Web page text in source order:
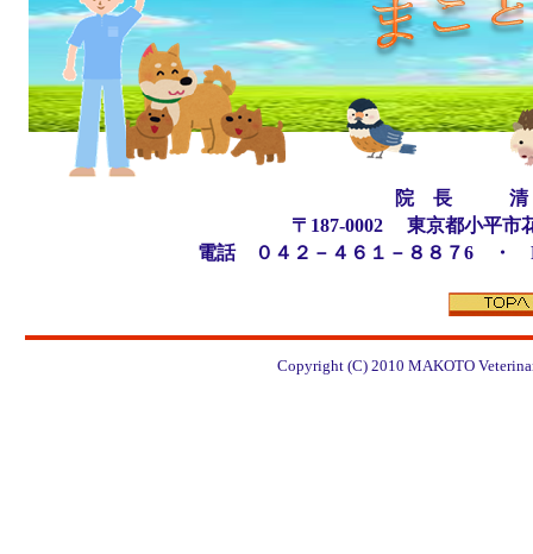
院 長
〒187-0002 東京都小平市
電話 ０４２－４６１－８８７6 ・
Copyright (C) 2010 MAKOTO